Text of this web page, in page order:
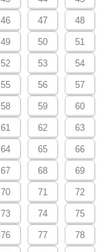
46 47 48
49 50 51
52 53 54
55 56 57
58 59 60
61 62 63
64 65 66
67 68 69
70 71 72
73 74 75
76 77 78